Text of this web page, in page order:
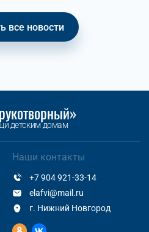
все новости
детским домам
Наши контакты
+7 904 921-33-14
elafvi@mail.ru
г. Нижний Новгород